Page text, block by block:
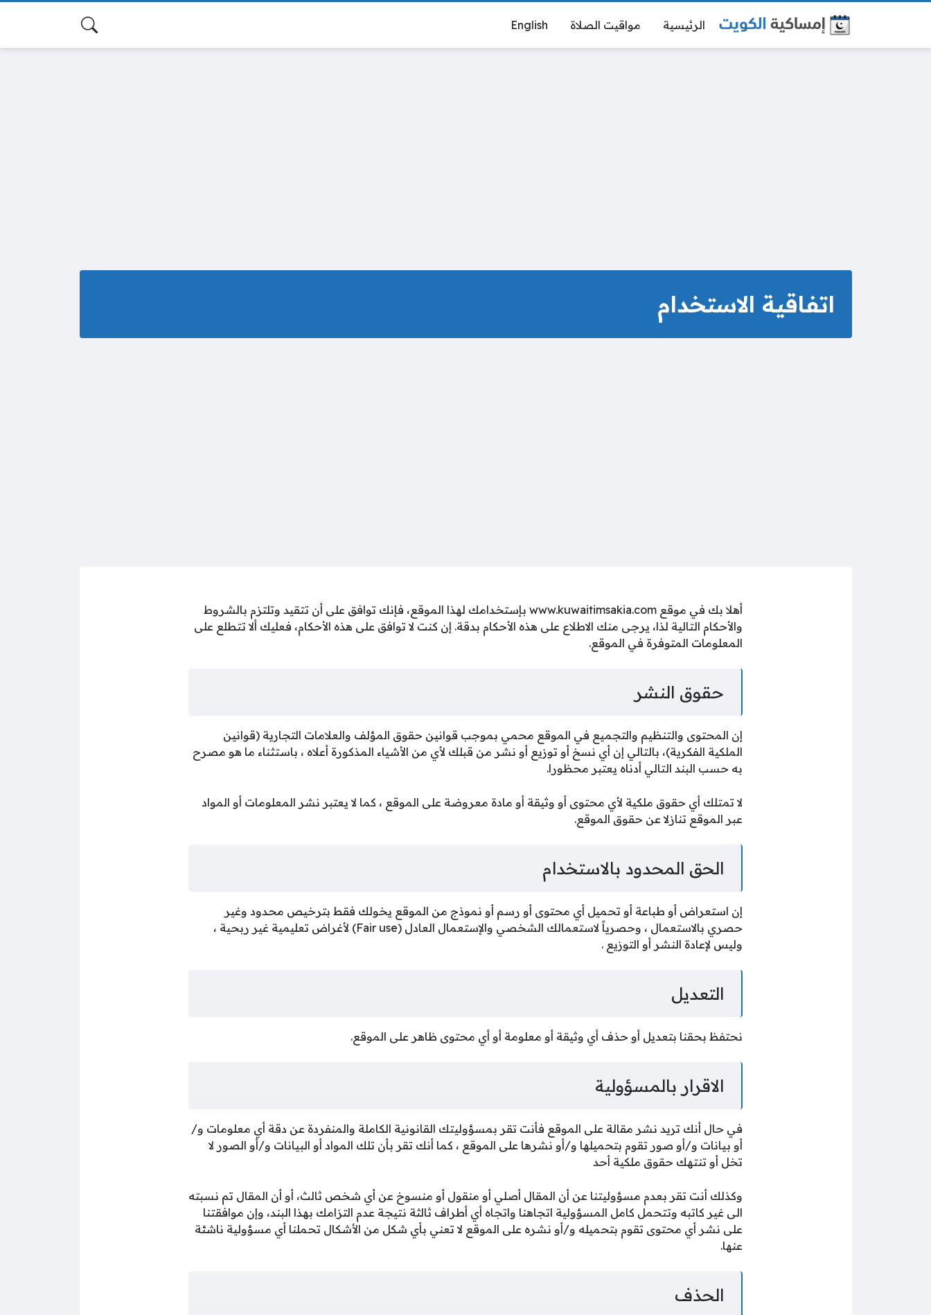
الرئيسية مواقيت الصلاة English
اتفاقية الاستخدام
أهلا بك في موقع www.kuwaitimsakia.com بإستخدامك لهذا الموقع، فإنك توافق على أن تتقيد وتلتزم بالشروط
والأحكام التالية لذا، يرجى منك الاطلاع على هذه الأحكام بدقة. إن كنت لا توافق على هذه الأحكام، فعليك ألا تتطلع على
المعلومات المتوفرة في الموقع.
حقوق النشر
إن المحتوى والتنظيم والتجميع في الموقع محمي بموجب قوانين حقوق المؤلف والعلامات التجارية (قوانين
الملكية الفكرية)، بالتالي إن أي نسخ أو توزيع أو نشر من قبلك لأي من الأشياء المذكورة أعلاه ، باستثناء ما هو مصرح
به حسب البند التالي أدناه يعتبر محظورا.
لا تمتلك أي حقوق ملكية لأي محتوى أو وثيقة أو مادة معروضة على الموقع ، كما لا يعتبر نشر المعلومات أو المواد
عبر الموقع تنازلا عن حقوق الموقع.
الحق المحدود بالاستخدام
إن استعراض أو طباعة أو تحميل أي محتوى أو رسم أو نموذج من الموقع يخولك فقط بترخيص محدود وغير
حصري بالاستعمال ، وحصرياً لاستعمالك الشخصي والإستعمال العادل (Fair use) لأغراض تعليمية غير ربحية ،
وليس لإعادة النشر أو التوزيع .
التعديل
نحتفظ بحقنا بتعديل أو حذف أي وثيقة أو معلومة أو أي محتوى ظاهر على الموقع.
الاقرار بالمسؤولية
في حال أنك تريد نشر مقالة على الموقع فأنت تقر بمسؤوليتك القانونية الكاملة والمنفردة عن دقة أي معلومات و/
أو بيانات و/أو صور تقوم بتحميلها و/أو نشرها على الموقع ، كما أنك تقر بأن تلك المواد أو البيانات و/أو الصور لا
تخل أو تنتهك حقوق ملكية أحد
وكذلك أنت تقر بعدم مسؤوليتنا عن أن المقال أصلي أو منقول أو منسوخ عن أي شخص ثالث، أو أن المقال تم نسبته
الى غير كاتبه وتتحمل كامل المسؤولية اتجاهنا واتجاه أي أطراف ثالثة نتيجة عدم التزامك بهذا البند، وإن موافقتنا
على نشر أي محتوى تقوم بتحميله و/أو نشره على الموقع لا تعني بأي شكل من الأشكال تحملنا أي مسؤولية ناشئة
عنها.
الحذف